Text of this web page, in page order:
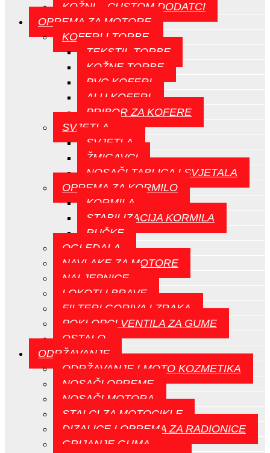
KOŽNI – CUSTOM DODATCI
OPREMA ZA MOTORE
KOFERI I TORBE
TEKSTIL TORBE
KOŽNE TORBE
PVC KOFERI
ALU KOFERI
PRIBOR ZA KOFERE
SVJETLA
SVJETLA
ŽMIGAVCI
NOSAČI TABLICA I SVJETALA
OPREMA ZA KORMILO
KORMILA
STABILIZACIJA KORMILA
RUČKE
OGLEDALA
NAVLAKE ZA MOTORE
NALJEPNICE
LOKOTI I BRAVE
FILTERI GORIVA I ZRAKA
POKLOPCI VENTILA ZA GUME
OSTALO
ODRŽAVANJE
ODRŽAVANJE I MOTO KOZMETIKA
NOSAČI OPREME
NOSAČI MOTORA
STALCI ZA MOTOCIKLE
DIZALICE I OPREMA ZA RADIONICE
GRIJANJE GUMA